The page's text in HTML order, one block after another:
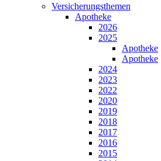
Versicherungsthemen
Apotheke
2026
2025
Apotheke
Apotheke
2024
2023
2022
2020
2019
2018
2017
2016
2015